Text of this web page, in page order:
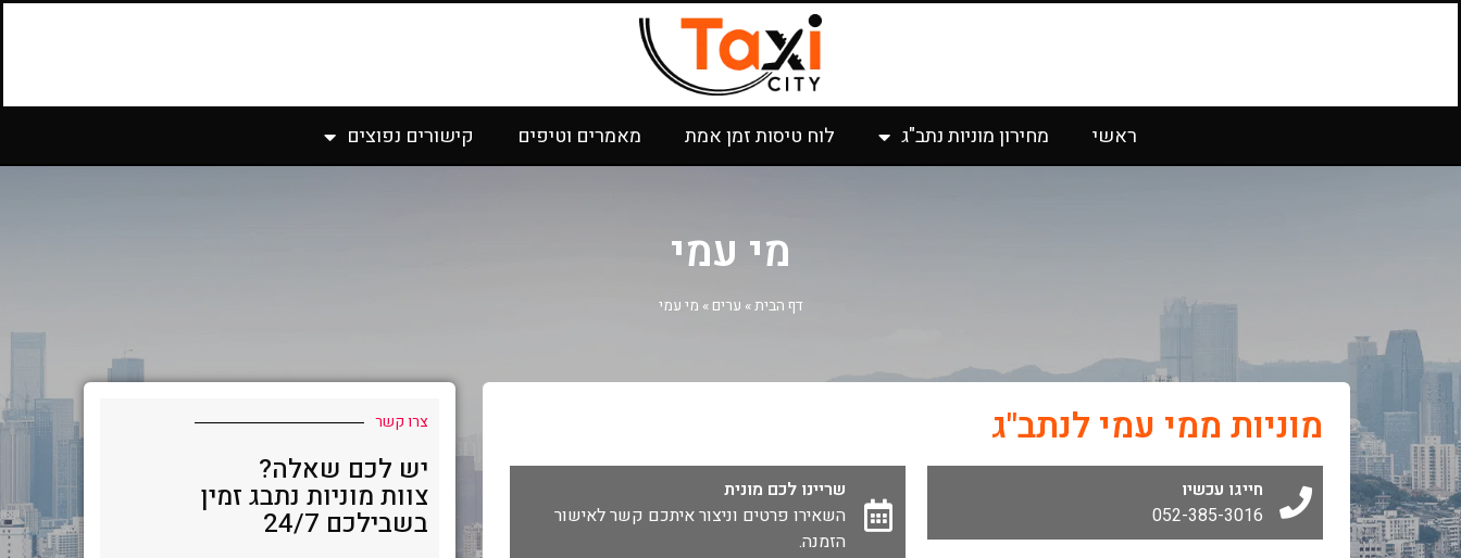
ראשי מחירון מוניות נתב"ג לוח טיסות זמן אמת מאמרים וטיפים קישורים נפוצים
מי עמי
דף הבית» ערים » מי עמי
מוניות ממי עמי לנתב"ג
חייגו עכשיו
052-385-3016
שריינו לכם מונית
השאירו פרטים וניצור איתכם קשר לאישור
הזמנה.
צרו קשר
יש לכם שאלה?
צוות מוניות נתבג זמין
בשבילכם 24/7